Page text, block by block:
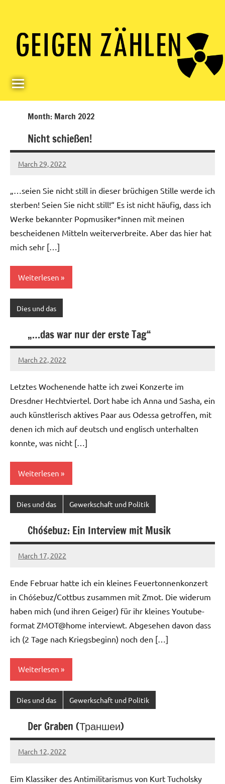
contentGeigerzähler
Month: March 2022
Nicht schießen!
March 29, 2022
Ilja
No
„…seien Sie nicht still in dieser brüchigen Stille werde ich
sterben! Seien Sie nicht still!“ Es ist nicht häufig, dass ich
Werke bekannter Popmusiker*innen mit meinen
bescheidenen Mitteln weiterverbreite. Aber das hier hat
mich sehr […]
Weiterlesen
Dies und das
„…das war nur der erste Tag“
March 22, 2022
Ilja
Letztes Wochenende hatte ich zwei Konzerte im
Dresdner Hechtviertel. Dort habe ich Anna und Sasha, ein
auch künstlerisch aktives Paar aus Odessa getroffen, mit
denen ich mich auf deutsch und englisch unterhalten
konnte, was nicht […]
Weiterlesen
Dies und das Gewerkschaft und Politik
Chóśebuz: Ein Interview mit Musik
March 17, 2022
Ilja
Ende Februar hatte ich ein kleines Feuertonnenkonzert
in Chóśebuz/Cottbus zusammen mit Zmot. Die widerum
haben mich (und ihren Geiger) für ihr kleines Youtube-
format ZMOT@home interviewt. Abgesehen davon dass
ich (2 Tage nach Kriegsbeginn) noch den […]
Weiterlesen
Dies und das Gewerkschaft und Politik
Der Graben (Траншеи)
March 12, 2022
Ilja
Eim Klassiker des Antimilitarismus von Kurt Tucholsky